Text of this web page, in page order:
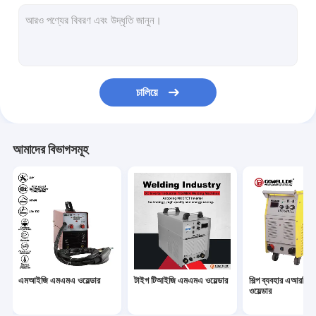
মিনি এআরসি ওয়েল্ডার
টর্চের খুচরা যন্ত্রাংশ
সেলফ ডার্কিং ওয়েল্ডিং হেলমেট
ফাইবার লেজার ওয়েল্ডার
চালিয়ে
আমাদের বিভাগসমূহ
এমআইজি এমএমএ ওয়েল্ডার টাইগ টিআইজি এমএমএ ওয়েল্ডার
শিল্প ব্যবহার এআরসি
ওয়েল্ডার